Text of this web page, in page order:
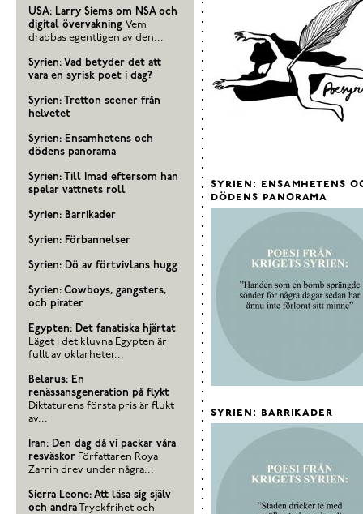
syrien: ensamhetens
dödens panorama
syrien: barrikader
USA: Larry Siems om NSA och
digital övervakning Vem
drabbas egentligen av den...
Syrien: Vad betyder det att
vara en syrisk poet i dag?
Syrien: Tretton scener från
helvetet
Syrien: Ensamhetens och
dödens panorama
Syrien: Till Imad eftersom han
spelar vattnets roll
Syrien: Barrikader
Syrien: Förbannelser
Syrien: Dö av förtvivlans hugg
Syrien: Cowboys, gangsters,
och pirater
Egypten: Det fanatiska hjärtat
Läget i det kluvna Egypten är
fullt av oklarheter...
Belarus: En
renässansgeneration på flykt
Diktaturens första pris är flukt
av...
Iran: Den dag då vi packar våra
resväskor Författaren Roya
Zarrin drev under några...
Sierra Leone: Att läsa sig själv
och andraTryckfrihet och